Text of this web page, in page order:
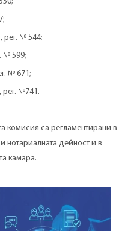
рег. № 544;
№ 599;
№ 671;
рег. №741.
комисия са регламентирани в
нотариалната дейност и в
камара.